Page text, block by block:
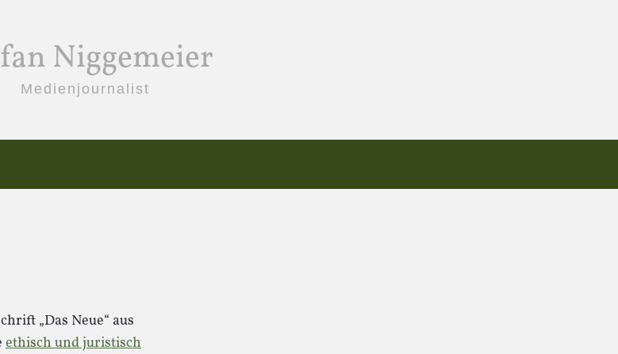
Niggemeier
Medienjournalist
„Das Neue“ aus
ethisch und juristisch